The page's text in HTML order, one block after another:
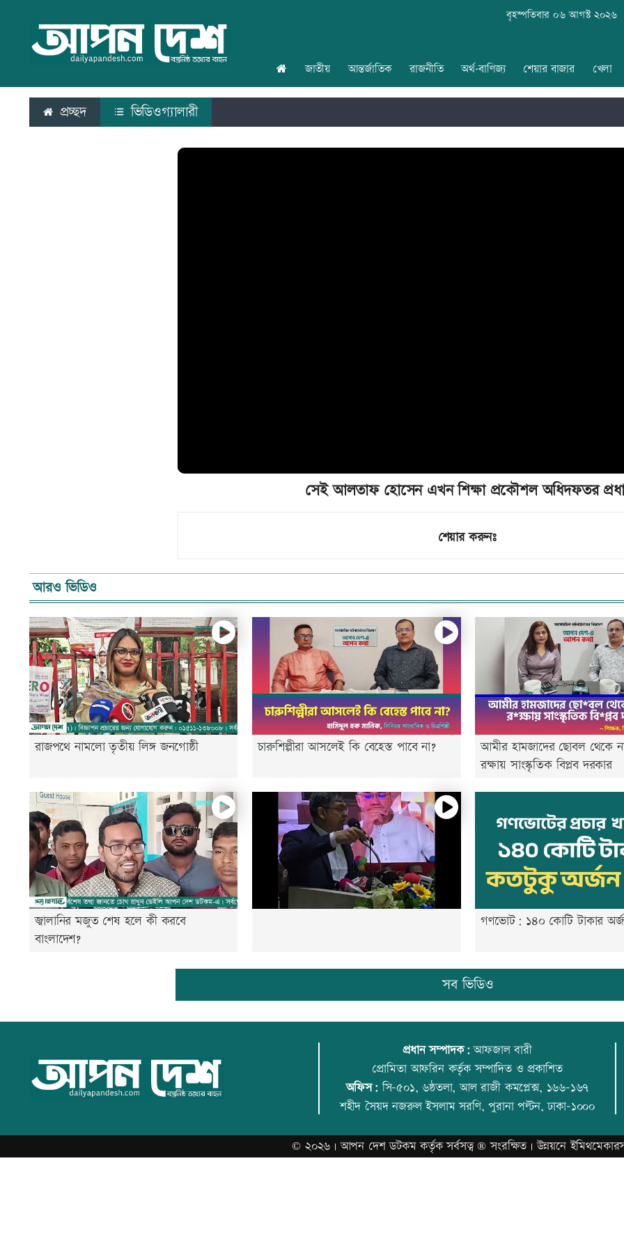
বৃহস্পতিবার ০৬ আগস্ট ২০২৬
জাতীয় আন্তর্জাতিক রাজনীতি অর্থ-বাণিজ্য শেয়ার বাজার খেলা
প্রচ্ছদ ভিডিওগ্যালারী
সেই আলতাফ হোসেন এখন শিক্ষা প্রকৌশল অধিদফতর
শেয়ার করুনঃ
আরও ভিডিও
রাজপথে নামলো তৃতীয় লিঙ্গ জনগোষ্ঠী চারুশিল্পীরা আসলেই কি বেহেস্ত পাবে না?
আমীর হামজাদের ছোবল থেকে
রক্ষায় সাংস্কৃতিক বিপ্লব দরকার
জ্বালানির মজুত শেষ হলে কী করবে
বাংলাদেশ?
গণভোট: ১৪০ কোটি টাকার
সব ভিডিও
প্রধান সম্পাদক:আফজাল বারী
প্রোমিতা আফরিন কর্তৃক সম্পাদিত ও প্রকাশিত
অফিস:সি-৫০১, ৬ষ্ঠতলা, আল রাজী কমপ্লেক্স, ১৬৬-১৬৭
শহীদ সৈয়দ নজরুল ইসলাম সরণি, পুরানা পল্টন, ঢাকা-১০০০
© ২০২৬ |আপন দেশ ডটকমকর্তৃক সর্বসত্ব ® সংরক্ষিত | উন্নয়নে